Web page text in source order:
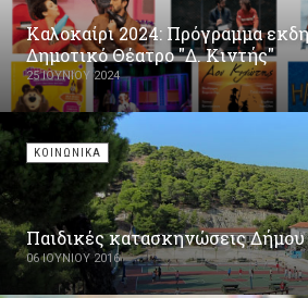
Καλοκαίρι 2024: Πρόγραμμα
Δημοτικό Θέατρο "Δ. Κιντής"
25 ΙΟΥΝΊΟΥ 2024
ΚΟΙΝΩΝΙΚΑ
Παιδικές κατασκηνώσεις Δήμου
06 ΙΟΥΝΊΟΥ 2016